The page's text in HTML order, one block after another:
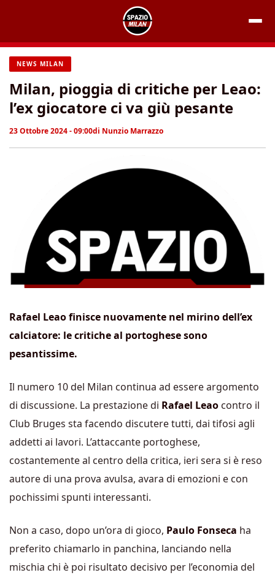
contenuto
NEWS MILAN
Milan, pioggia di critiche per Leao:
l’ex giocatore ci va giù pesante
23 Ottobre 2024 - 09:00di Nunzio Marrazzo
Rafael Leao finisce nuovamente nel mirino dell’ex
calciatore: le critiche al portoghese sono
pesantissime.
Il numero 10 del Milan continua ad essere argomento
di discussione. La prestazione di Rafael Leao contro il
Club Bruges sta facendo discutere tutti, dai tifosi agli
addetti ai lavori. L’attaccante portoghese,
costantemente al centro della critica, ieri sera si è reso
autore di una prova avulsa, avara di emozioni e con
pochissimi spunti interessanti.
Non a caso, dopo un’ora di gioco, Paulo Fonseca ha
preferito chiamarlo in panchina, lanciando nella
mischia chi è poi risultato decisivo per l’economia del